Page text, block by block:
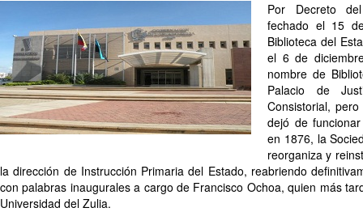
Por Decreto
fechado el 15
Biblioteca del
el 6 de
nombre de
Palacio de
Consistorial,
dejó de
en 1876, la
reorganiza y
la dirección de Instrucción Primaria del Estado, reabriendo
con palabras inaugurales a cargo de Francisco Ochoa, quien más
Universidad del Zulia.